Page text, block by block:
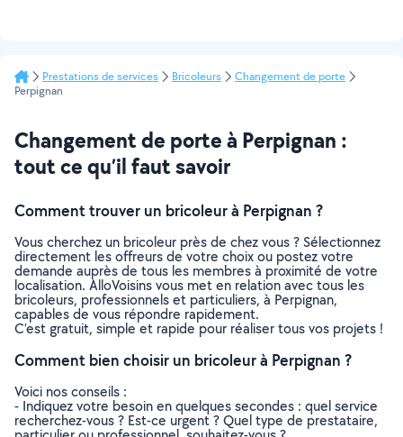
Prestations de services Bricoleurs
Changement de porte
Perpignan
Changement de porte à Perpignan :
tout ce qu’il faut savoir
Comment trouver un bricoleur à Perpignan ?
Vous cherchez un bricoleur près de chez vous ? Sélectionnez
directement les offreurs de votre choix ou postez votre
demande auprès de tous les membres à proximité de votre
localisation. AlloVoisins vous met en relation avec tous les
bricoleurs, professionnels et particuliers, à Perpignan,
capables de vous répondre rapidement.
C’est gratuit, simple et rapide pour réaliser tous vos projets !
Comment bien choisir un bricoleur à Perpignan ?
Voici nos conseils :
- Indiquez votre besoin en quelques secondes : quel service
recherchez-vous ? Est-ce urgent ? Quel type de prestataire,